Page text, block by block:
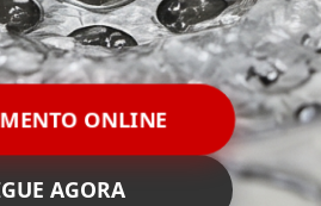
ONLINE
AGORA